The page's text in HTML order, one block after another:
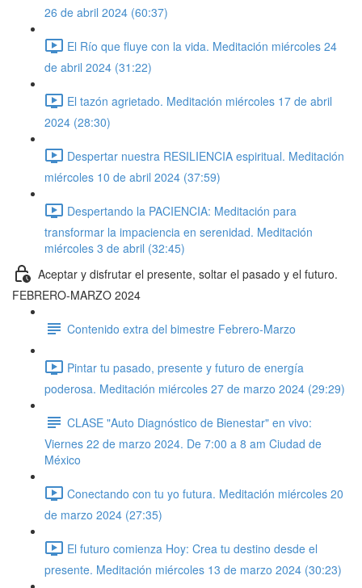
26 de abril 2024 (60:37)
El Río que fluye con la vida. Meditación miércoles 24
de abril 2024 (31:22)
El tazón agrietado. Meditación miércoles 17 de abril
2024 (28:30)
Despertar nuestra RESILIENCIA espiritual. Meditación
miércoles 10 de abril 2024 (37:59)
Despertando la PACIENCIA: Meditación para
transformar la impaciencia en serenidad. Meditación
miércoles 3 de abril (32:45)
Aceptar y disfrutar el presente, soltar el pasado y el futuro.
FEBRERO-MARZO 2024
Contenido extra del bimestre Febrero-Marzo
Pintar tu pasado, presente y futuro de energía
poderosa. Meditación miércoles 27 de marzo 2024 (29:29)
CLASE "Auto Diagnóstico de Bienestar" en vivo:
Viernes 22 de marzo 2024. De 7:00 a 8 am Ciudad de
México
Conectando con tu yo futura. Meditación miércoles 20
de marzo 2024 (27:35)
El futuro comienza Hoy: Crea tu destino desde el
presente. Meditación miércoles 13 de marzo 2024 (30:23)